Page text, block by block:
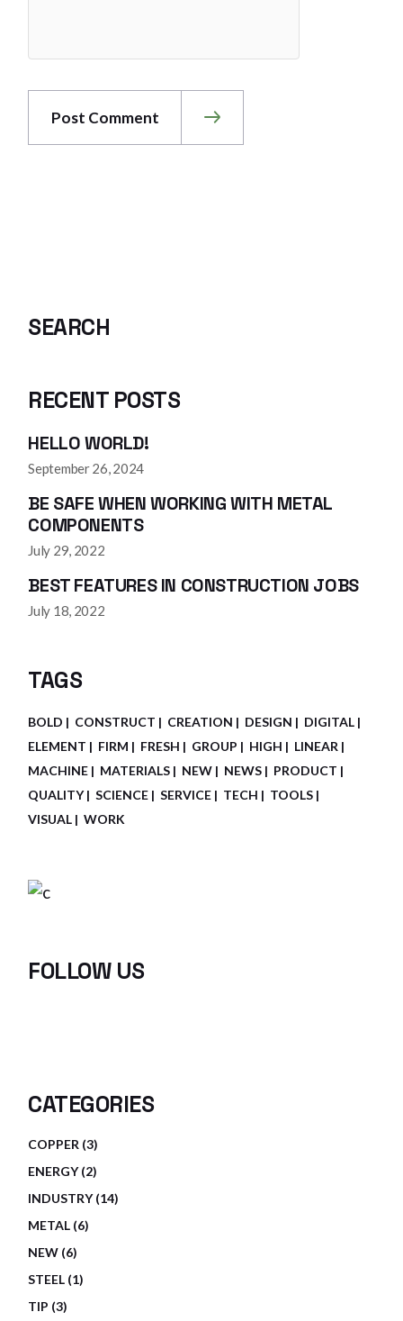
Post Comment
SEARCH
RECENT POSTS
HELLO WORLD!
September 26, 2024
BE SAFE WHEN WORKING WITH METAL
COMPONENTS
July 29, 2022
BEST FEATURES IN CONSTRUCTION JOBS
July 18, 2022
TAGS
BOLD CONSTRUCT CREATION DESIGN
DIGITAL
ELEMENT
FIRM FRESH GROUP HIGH
LINEAR
MACHINE
MATERIALS NEW NEWS
PRODUCT
QUALITY
SCIENCE SERVICE TECH
TOOLS
VISUAL
WORK
FOLLOW US
CATEGORIES
COPPER 3
ENERGY 2
INDUSTRY 14
METAL 6
NEW 6
STEEL 1
TIP 3